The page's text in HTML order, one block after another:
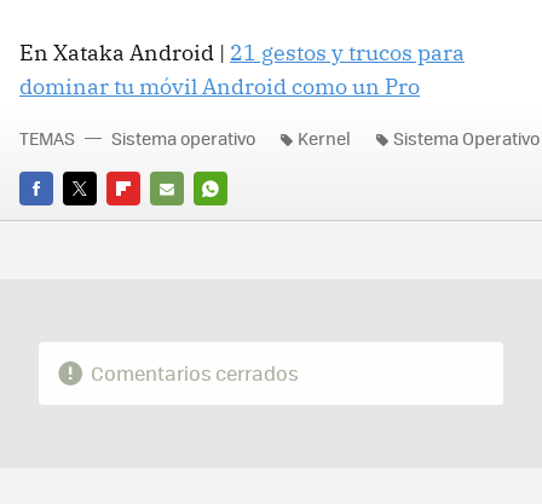
En Xataka Android | 21 gestos y trucos para
dominar tu móvil Android como un Pro
FACEBOOK
TWITTERFLIPBOARD
E-
WHATSAPP
TEMAS Sistema operativo Kernel Sistema Operativo
Comentarios cerrados